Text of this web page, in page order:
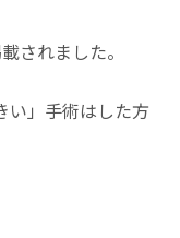
されました。
い」手術はした方